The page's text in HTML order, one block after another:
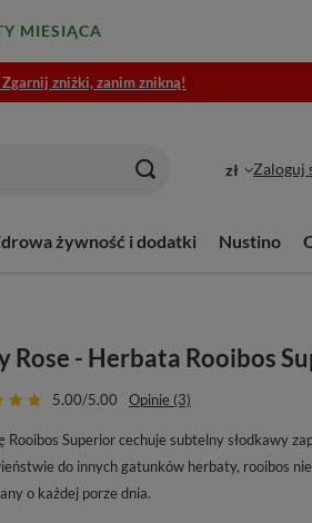
MIESIĄCA
zniżki, zanim znikną!
zł Zaloguj
żywność i dodatki Nustino
Rose - Herbata Rooibos
5.00/5.00 Opinie (3)
Rooibos Superior cechuje subtelny słodkawy
do innych gatunków herbaty, rooibos
o każdej porze dnia.